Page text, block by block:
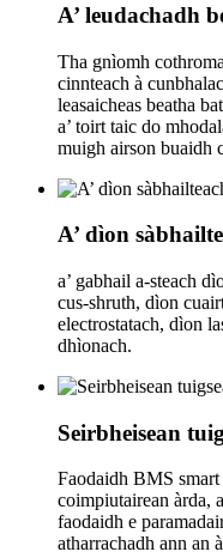
A’ leudachadh
Tha gnìomh
cinnteach à
leasaicheas beatha
a’ toirt taic do
muigh airson buaidh
A’ dìon
a’ gabhail a-steach
cus-shruth, dìon
electrostatach, dìon
dhìonach.
Seirbheisean
Faodaidh BMS
coimpiutairean àrda,
faodaidh e
atharrachadh ann an